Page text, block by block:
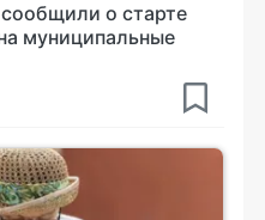
о старте
муниципальные